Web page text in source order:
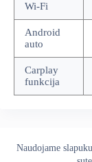
Naudojame
Wi-Fi
Android
auto
Carplay
funkcija
Apie mus